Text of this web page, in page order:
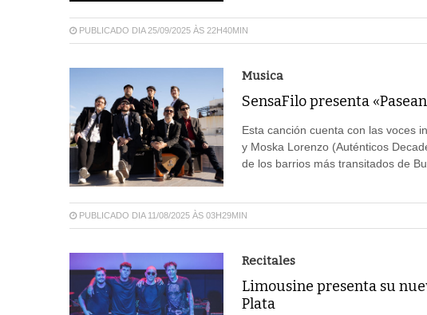
PUBLICADO DIA 25/09/2025 ÀS 22H40MIN
Musica
SensaFilo presenta
Esta canción cuenta con las voces
y Moska Lorenzo (Auténticos
de los barrios más transitados de
PUBLICADO DIA 11/08/2025 ÀS 03H29MIN
Recitales
Limousine presenta su
Plata